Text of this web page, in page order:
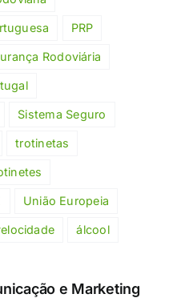
PRP
Rodoviária
Sistema Seguro
trotinetas
União Europeia
álcool
e Marketing